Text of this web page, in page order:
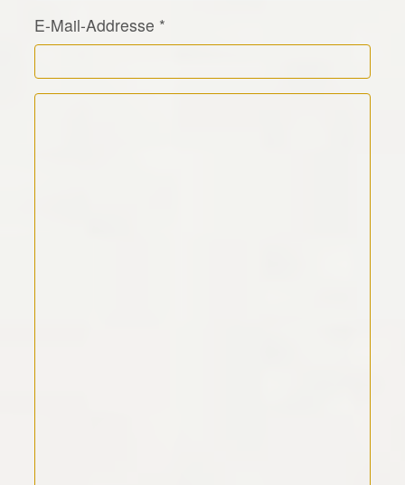
E-Mail-Addresse *
Kommentar Text